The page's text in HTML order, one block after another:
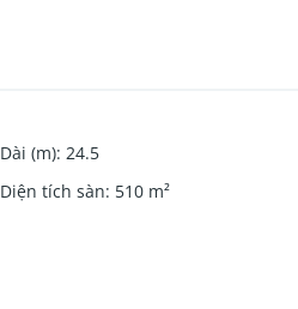
Dài (m): 24.5
Diện tích sàn: 510 m²